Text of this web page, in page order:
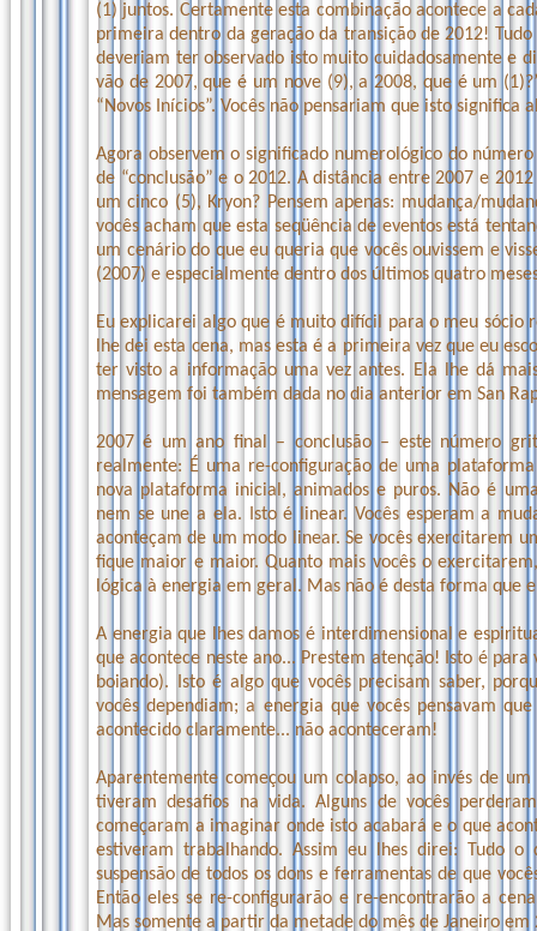
(1) juntos. Certamente esta combinação acontece a
primeira dentro da geração da transição de 2012!
deveriam ter observado isto muito cuidadosamente e
vão de 2007, que é um nove (9), a 2008, que é um
“Novos Inícios”. Vocês não pensariam que isto significa
Agora observem o significado numerológico do
de “conclusão” e o 2012. A distância entre 2007 e
um cinco (5), Kryon? Pensem apenas: mudança/
vocês acham que esta seqüência de eventos está
um cenário do que eu queria que vocês ouvissem e
(2007) e especialmente dentro dos últimos quatro
Eu explicarei algo que é muito difícil para o meu sócio
lhe dei esta cena, mas esta é a primeira vez que eu
ter visto a informação uma vez antes. Ela lhe dá
mensagem foi também dada no dia anterior em San
2007 é um ano final – conclusão – este número
realmente: É uma re-configuração de uma
nova plataforma inicial, animados e puros. Não é
nem se une a ela. Isto é linear. Vocês esperam a
aconteçam de um modo linear. Se vocês exercitarem
fique maior e maior. Quanto mais vocês o
lógica à energia em geral. Mas não é desta forma que
A energia que lhes damos é interdimensional e
que acontece neste ano... Prestem atenção! Isto é
boiando). Isto é algo que vocês precisam saber,
vocês dependiam; a energia que vocês pensavam
acontecido claramente... não aconteceram!
Aparentemente começou um colapso, ao invés de
tiveram desafios na vida. Alguns de vocês
começaram a imaginar onde isto acabará e o que
estiveram trabalhando. Assim eu lhes direi: Tudo
suspensão de todos os dons e ferramentas de que
Então eles se re-configurarão e re-encontrarão a
Mas somente a partir da metade do mês de Janeiro